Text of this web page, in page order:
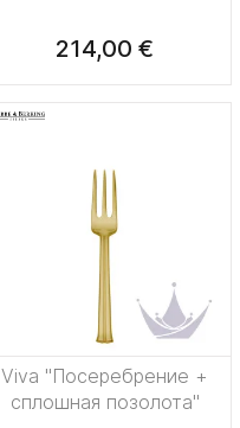
214,00 €
Viva "Посеребрение +
сплошная позолота"